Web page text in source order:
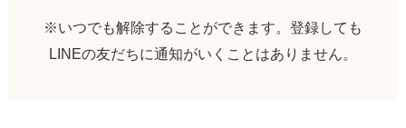
※いつでも解除することができます。登録しても
LINEの友だちに通知がいくことはありません。